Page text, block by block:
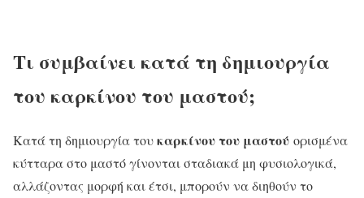
Τι συμβαίνει κατά τη δημιουργία
του καρκίνου του μαστού;
Κατά τη δημιουργία τουκαρκίνου του μαστού ορισμένα
κύτταρα στο μαστό γίνονται σταδιακά μη φυσιολογικά,
αλλάζοντας μορφή και έτσι, μπορούν να διηθούν το